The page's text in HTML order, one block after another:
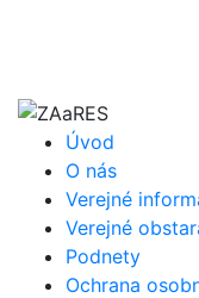
Úvod
O nás
Verejné
Verejné
Podnety
Ochrana